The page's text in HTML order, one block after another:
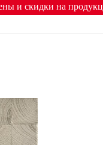
и скидки на